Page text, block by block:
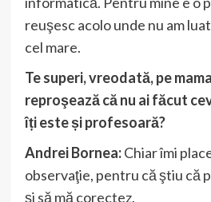
reuşesc acolo unde nu am
cel mare.
Te superi, vreodată, pe
reproşează că nu ai făcut
îți este și profesoară?
Andrei Bornea:Chiar îmi
observaţie, pentru că ştiu că
şi să mă corectez.